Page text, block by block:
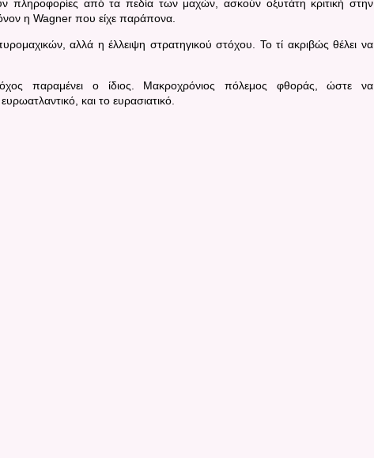
πληροφορίες από τα πεδία των μαχών, ασκούν οξυτάτη κριτική στην
η Wagner που είχε παράπονα.
αλλά η έλλειψη στρατηγικού στόχου. Το τί ακριβώς θέλει να
παραμένει ο ίδιος. Μακροχρόνιος πόλεμος φθοράς, ώστε να
και το ευρασιατικό.